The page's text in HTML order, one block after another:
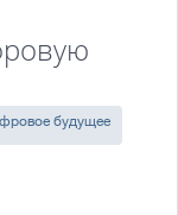
будущее